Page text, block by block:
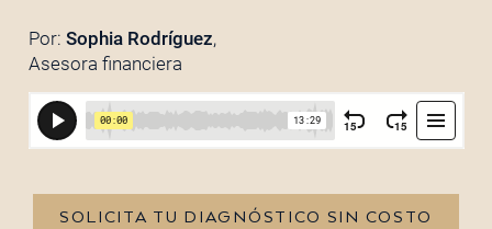
Por: Sophia Rodríguez,
Asesora financiera
SOLICITA TU DIAGNÓSTICO SIN COSTO